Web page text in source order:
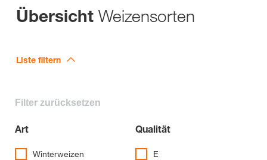
Übersicht Weizensorten
Liste filtern
Filter zurücksetzen
Art
Winterweizen
Qualität
E